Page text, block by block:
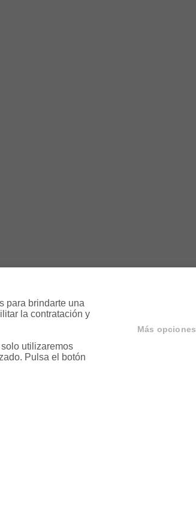
para brindarte una
la contratación y
utilizaremos
Pulsa el botón
Más opciones